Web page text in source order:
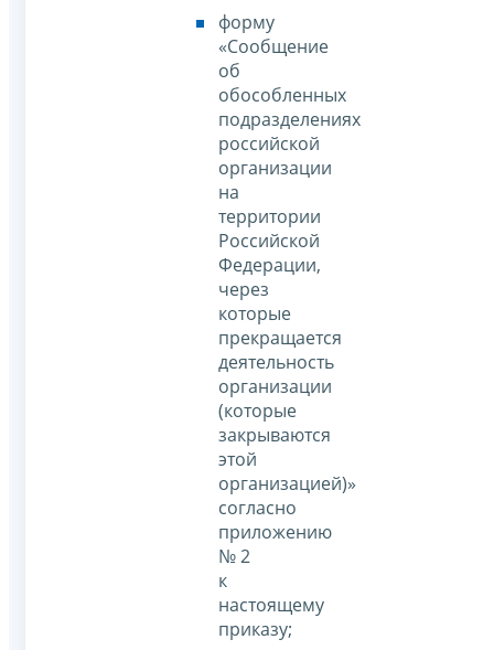
форму
«Сообщение
об
обособленных
подразделениях
российской
организации
на
территории
Российской
Федерации,
через
которые
прекращается
деятельность
организации
(которые
закрываются
этой
организацией)»
согласно
приложению
№ 2
к
настоящему
приказу;